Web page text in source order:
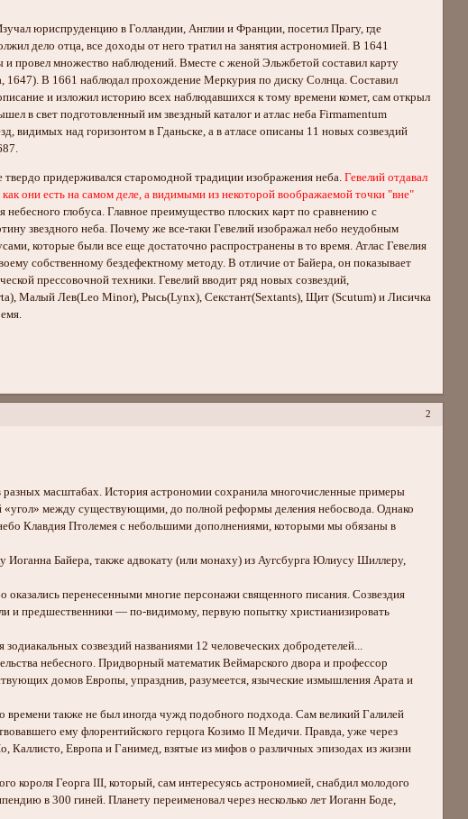
юриспруденцию в Голландии, Англии и Франции, посетил Прагу, где
дело отца, все доходы от него тратил на занятия астрономией. В 1641
провел множество наблюдений. Вместе с женой Эльжбетой составил карту
1647). В 1661 наблюдал прохождение Меркурия по диску Солнца. Составил
и изложил историю всех наблюдавшихся к тому времени комет, сам открыл
в свет подготовленный им звездный каталог и атлас неба Firmamentum
видимых над горизонтом в Гданьске, а в атласе описаны 11 новых созвездий
придерживался старомодной традиции изображения неба.Гевелий отдавал
они есть на самом деле, а видимыми из некоторой воображаемой точки "вне"
небесного глобуса. Главное преимущество плоских карт по сравнению с
звездного неба. Почему же все-таки Гевелий изображал небо неудобным
которые были все еще достаточно распространены в то время. Атлас Гевелия
собственному бездефектному методу. В отличие от Байера, он показывает
прессовочной техники. Гевелий вводит ряд новых созвездий,
Малый Лев(Leo Minor), Рысь(Lynx), Секстант(Sextants), Щит (Scutum) и Лисичка
2
масштабах. История астрономии сохранила многочисленные примеры
«угол» между существующими, до полной реформы деления небосвода. Однако
Клавдия Птолемея с небольшими дополнениями, которыми мы обязаны в
Байера, также адвокату (или монаху) из Аугсбурга Юлиусу Шиллеру,
перенесенными многие персонажи священного писания. Созвездия
и предшественники — по-видимому, первую попытку христианизировать
созвездий названиями 12 человеческих добродетелей...
небесного. Придворный математик Веймарского двора и профессор
домов Европы, упразднив, разумеется, языческие измышления Арата и
также не был иногда чужд подобного подхода. Сам великий Галилей
ему флорентийского герцога Козимо II Медичи. Правда, уже через
Европа и Ганимед, взятые из мифов о различных эпизодах из жизни
короля Георга III, который, сам интересуясь астрономией, снабдил молодого
в 300 гиней. Планету переименовал через несколько лет Иоганн Боде,